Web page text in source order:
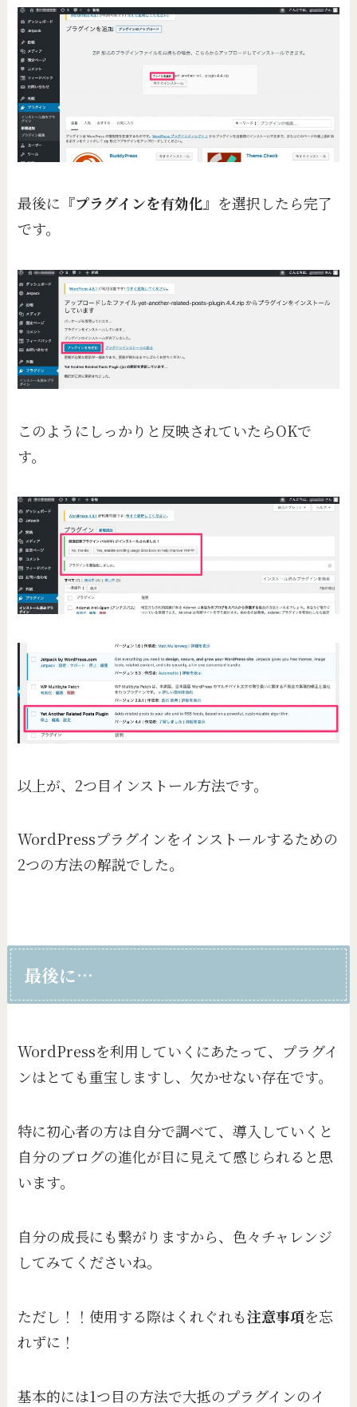
最後に『プラグインを有効化』を選択したら完了
です。
このようにしっかりと反映されていたらOKで
す。
以上が、2つ目インストール方法です。
WordPressプラグインをインストールするための
2つの方法の解説でした。
最後に…
WordPressを利用していくにあたって、プラグイ
ンはとても重宝しますし、欠かせない存在です。
特に初心者の方は自分で調べて、導入していくと
自分のブログの進化が目に見えて感じられると思
います。
自分の成長にも繋がりますから、色々チャレンジ
してみてくださいね。
ただし！！使用する際はくれぐれも注意事項を忘
れずに！
基本的には1つ目の方法で大抵のプラグインのイ